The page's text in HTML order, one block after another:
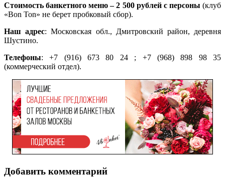
Стоимость банкетного меню – 2 500 рублей с персоны (клуб
«Bon Ton» не берет пробковый сбор).
Наш адрес: Московская обл., Дмитровский район, деревня
Шустино.
Телефоны: +7 (916) 673 80 24 ; +7 (968) 898 98 35
(коммерческий отдел).
Добавить комментарий